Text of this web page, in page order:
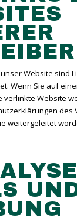
Website sind
Wenn Sie auf
verlinkte Website
des
weitergeleitet